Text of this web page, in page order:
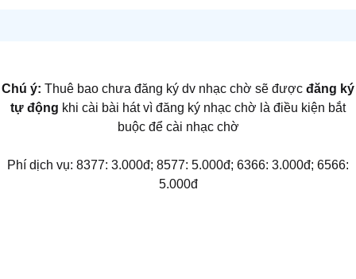
Chú ý: Thuê bao chưa đăng ký dv nhạc chờ sẽ được đăng ký
tự động khi cài bài hát vì đăng ký nhạc chờ là điều kiện bắt
buộc để cài nhạc chờ
Phí dịch vụ: 8377: 3.000đ; 8577: 5.000đ; 6366: 3.000đ; 6566:
5.000đ